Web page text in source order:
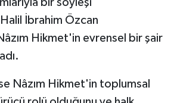
İbrahim Özcan
Hikmet'in evrensel bir şair
Nâzım Hikmet'in toplumsal